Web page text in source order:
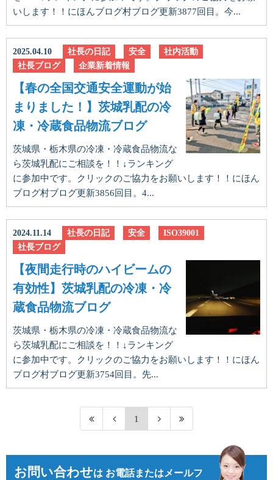
いします！！にほんブログ村ブログ更新3877回目。今...
2025.04.10 社長の日記 安全
社内活動
社長ブログ
企業新着情報
【春の全国交通安全運動が始
まりました！】茨城乳配の冷
凍・冷蔵食品物流ブログ
茨城県・栃木県の冷凍・冷蔵食品物流な
ら茨城乳配にご相談を！！↓ランキング
に参加中です。クリックのご協力をお願いします！！にほん
ブログ村ブログ更新3856回目。4...
2024.11.14 社長の日記 安全
ISO39001
社長ブログ
【夜間走行時のハイビームの
有効性】茨城乳配の冷凍・冷
蔵食品物流ブログ
茨城県・栃木県の冷凍・冷蔵食品物流な
ら茨城乳配にご相談を！！↓ランキング
に参加中です。クリックのご協力をお願いします！！にほん
ブログ村ブログ更新3754回目。先...
1
お問い合わせは お電話またはメールフ